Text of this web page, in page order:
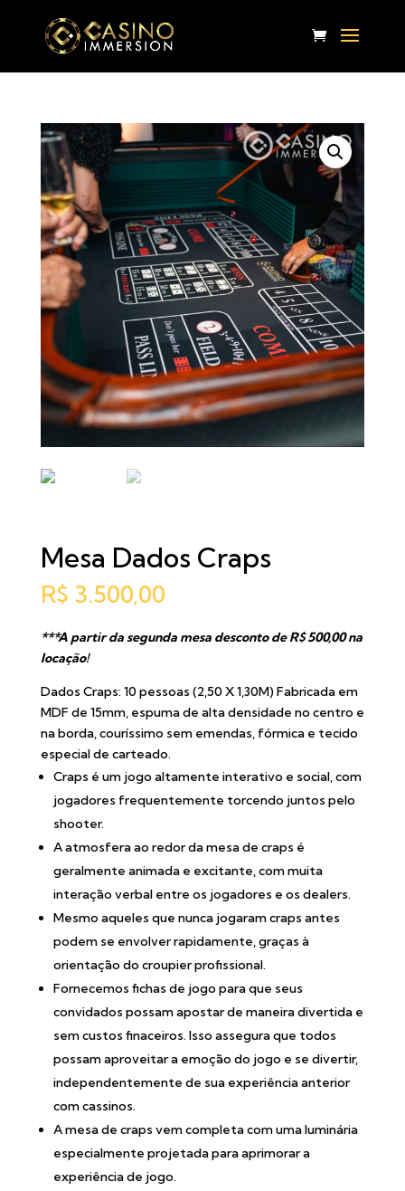
Mesa Dados Craps
R$ 3.500,00
***A partir da segunda mesa desconto de R$ 500,00 na
locação!
Dados Craps: 10 pessoas (2,50 X 1,30M) Fabricada em
MDF de 15mm, espuma de alta densidade no centro e
na borda, couríssimo sem emendas, fórmica e tecido
especial de carteado.
Craps é um jogo altamente interativo e social, com
jogadores frequentemente torcendo juntos pelo
shooter.
A atmosfera ao redor da mesa de craps é
geralmente animada e excitante, com muita
interação verbal entre os jogadores e os dealers.
Mesmo aqueles que nunca jogaram craps antes
podem se envolver rapidamente, graças à
orientação do croupier profissional.
Fornecemos fichas de jogo para que seus
convidados possam apostar de maneira divertida e
sem custos finaceiros. Isso assegura que todos
possam aproveitar a emoção do jogo e se divertir,
independentemente de sua experiência anterior
com cassinos.
A mesa de craps vem completa com uma luminária
especialmente projetada para aprimorar a
experiência de jogo.